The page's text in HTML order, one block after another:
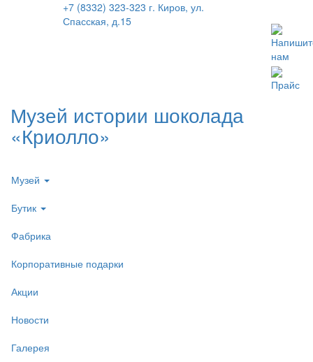
+7 (8332) 323-323 г. Киров, ул.
Спасская, д.15
нам
Прайс
Музей истории шоколада
«Криолло»
Музей
Бутик
Фабрика
Корпоративные подарки
Акции
Новости
Галерея